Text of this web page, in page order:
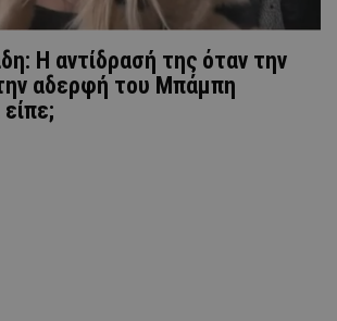
Η αντίδρασή της όταν την
αδερφή του Μπάμπη